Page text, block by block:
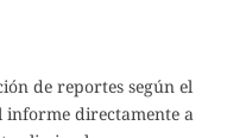
de reportes según el
informe directamente a